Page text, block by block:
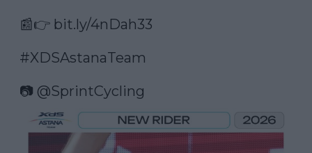
📰👉 bit.ly/4nDah33
#XDSAstanaTeam
📷 @SprintCycling